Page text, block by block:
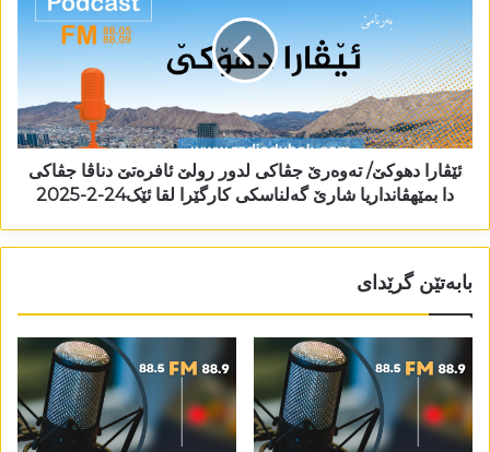
ئێڤارا دھوکێ/ تەوەرێ جڤاکی لدور رولێ ئافرەتێ دناڤا جڤاکی
دا بمێھڤانداریا شارێ گەلناسکی کارگێرا لقا ئێک24-2-2025
بابەتێن گرێدای